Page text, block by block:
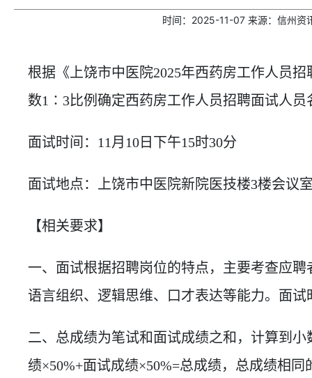
时间： 2025-11-07 来源： 信州资
根据《上饶市中医院2025年西药房工作人员
数1∶3比例确定西药房工作人员招聘面试人
面试时间：11月10日下午15时30分
面试地点：上饶市中医院新院医技楼3楼会议
【相关要求】
一、面试根据招聘岗位的特点，主要考查应
语言组织、逻辑思维、口才表达等能力。面
二、总成绩为笔试和面试成绩之和，计算到
绩×50%+面试成绩×50%=总成绩，总成绩相